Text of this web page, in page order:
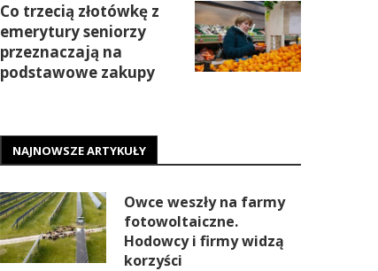
Co trzecią złotówkę z
emerytury seniorzy
przeznaczają na
podstawowe zakupy
NAJNOWSZE ARTYKUŁY
Owce weszły na farmy
fotowoltaiczne.
Hodowcy i firmy widzą
korzyści